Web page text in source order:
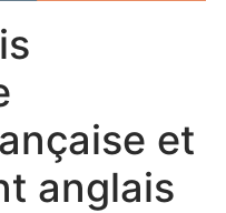
et
anglais